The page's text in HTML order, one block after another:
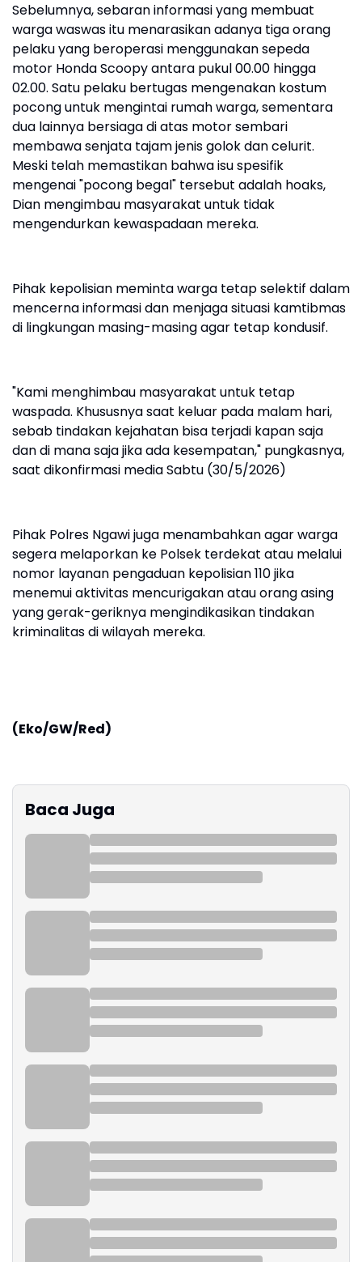
Sebelumnya, sebaran informasi yang membuat
warga waswas itu menarasikan adanya tiga orang
pelaku yang beroperasi menggunakan sepeda
motor Honda Scoopy antara pukul 00.00 hingga
02.00. Satu pelaku bertugas mengenakan kostum
pocong untuk mengintai rumah warga, sementara
dua lainnya bersiaga di atas motor sembari
membawa senjata tajam jenis golok dan celurit.
Meski telah memastikan bahwa isu spesifik
mengenai "pocong begal" tersebut adalah hoaks,
Dian mengimbau masyarakat untuk tidak
mengendurkan kewaspadaan mereka.
Pihak kepolisian meminta warga tetap selektif dalam
mencerna informasi dan menjaga situasi kamtibmas
di lingkungan masing-masing agar tetap kondusif.
"Kami menghimbau masyarakat untuk tetap
waspada. Khususnya saat keluar pada malam hari,
sebab tindakan kejahatan bisa terjadi kapan saja
dan di mana saja jika ada kesempatan," pungkasnya,
saat dikonfirmasi media Sabtu (30/5/2026)
Pihak Polres Ngawi juga menambahkan agar warga
segera melaporkan ke Polsek terdekat atau melalui
nomor layanan pengaduan kepolisian 110 jika
menemui aktivitas mencurigakan atau orang asing
yang gerak-geriknya mengindikasikan tindakan
kriminalitas di wilayah mereka.
(Eko/GW/Red)
Baca Juga